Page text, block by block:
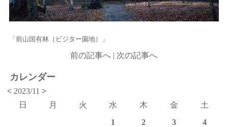
「前山国有林（ビジター園地）」
前の記事へ | 次の記事へ
カレンダー
< 2023/11>
日
月 火 水 木 金
土
1
2 3
4